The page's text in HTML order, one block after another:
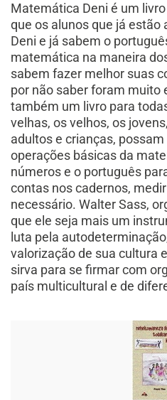
Matemática Deni é um
que os alunos que já estão
Deni e já sabem o
matemática na maneira
sabem fazer melhor suas
por não saber foram muito
também um livro para
velhas, os velhos, os
adultos e crianças,
operações básicas da
números e o português
contas nos cadernos,
necessário. Walter Sass,
que ele seja mais um
luta pela
valorização de sua cultura
sirva para se firmar com
país multicultural e de